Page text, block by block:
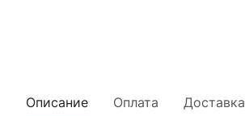
Описание Оплата Доставка